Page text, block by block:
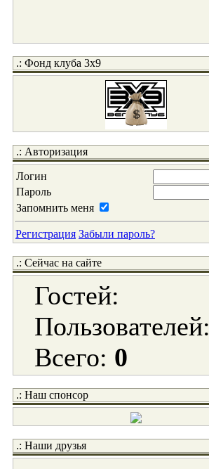
.: Фонд клуба 3x9
.: Авторизация
Логин
Пароль
Запомнить меня
Регистрация Забыли пароль?
.: Сейчас на сайте
Гостей:
Пользователей:
Всего: 0
.: Наш спонсор
.: Наши друзья